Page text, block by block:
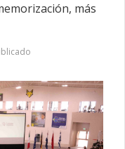
más